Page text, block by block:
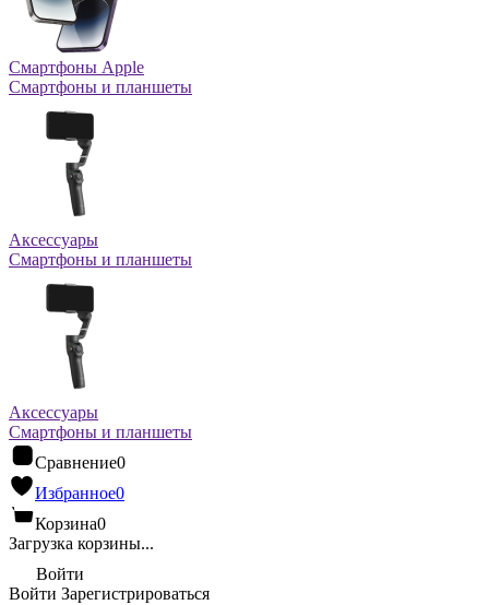
Смартфоны Apple
Смартфоны и планшеты
Аксессуары
Смартфоны и планшеты
Аксессуары
Смартфоны и планшеты
Сравнение0
Избранное0
Корзина0
Загрузка корзины...
Войти
Войти Зарегистрироваться